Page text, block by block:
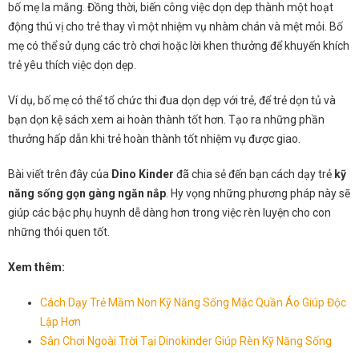
bố mẹ la mắng. Đồng thời, biến công việc dọn dẹp thành một hoạt
động thú vị cho trẻ thay vì một nhiệm vụ nhàm chán và mệt mỏi. Bố
mẹ có thể sử dụng các trò chơi hoặc lời khen thưởng để khuyến khích
trẻ yêu thích việc dọn dẹp.
Ví dụ, bố mẹ có thể tổ chức thi đua dọn dẹp với trẻ, để trẻ dọn tủ và
bạn dọn kệ sách xem ai hoàn thành tốt hơn. Tạo ra những phần
thưởng hấp dẫn khi trẻ hoàn thành tốt nhiệm vụ được giao.
Bài viết trên đây của Dino Kinder đã chia sẻ đến bạn cách dạy trẻ kỹ
năng sống gọn gàng ngăn nắp. Hy vọng những phương pháp này sẽ
giúp các bậc phụ huynh dễ dàng hơn trong việc rèn luyện cho con
những thói quen tốt.
Xem thêm:
Cách Dạy Trẻ Mầm Non Kỹ Năng Sống Mặc Quần Áo Giúp Độc
Lập Hơn
Sân Chơi Ngoài Trời Tại Dinokinder Giúp Rèn Kỹ Năng Sống